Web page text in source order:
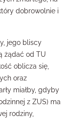
dobrowolnie i
jego bliscy
żądać od TU
oblicza się,
oraz
miałby, gdyby
z ZUS) ma
rodziny,